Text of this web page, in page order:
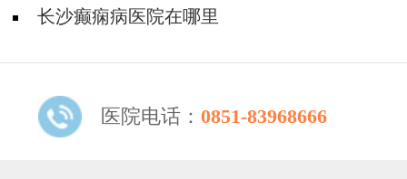
长沙癫痫病医院在哪里
医院电话： 0851-83968666